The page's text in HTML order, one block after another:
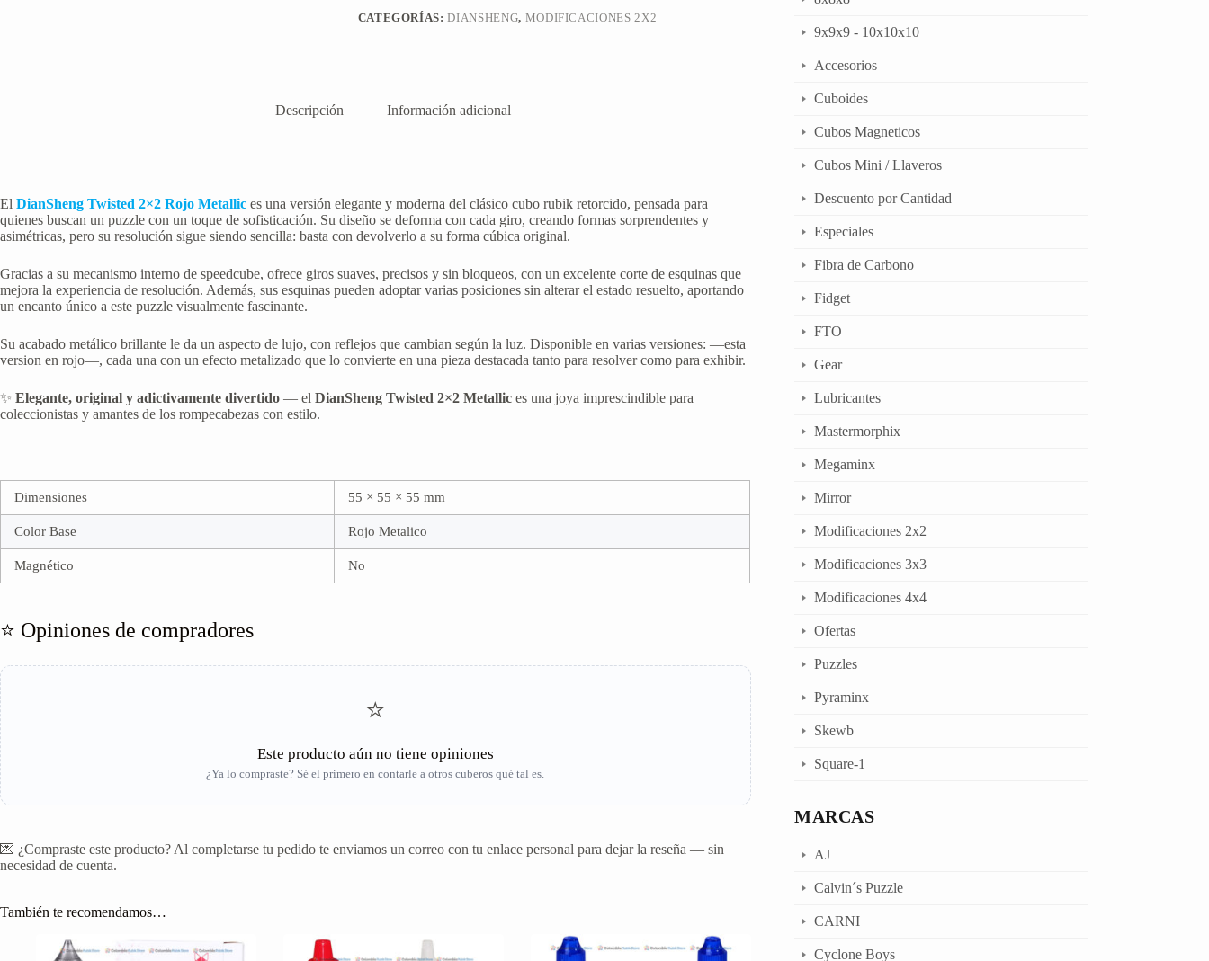
CATEGORÍAS:DIANSHENG, MODIFICACIONES 2X2
Descripción Información adicional
El DianSheng Twisted 2×2 Rojo Metallic es una versión elegante y moderna del clásico cubo rubik retorcido, pensada para
quienes buscan un puzzle con un toque de sofisticación. Su diseño se deforma con cada giro, creando formas sorprendentes y
asimétricas, pero su resolución sigue siendo sencilla: basta con devolverlo a su forma cúbica original.
Gracias a su mecanismo interno de speedcube, ofrece giros suaves, precisos y sin bloqueos, con un excelente corte de esquinas que
mejora la experiencia de resolución. Además, sus esquinas pueden adoptar varias posiciones sin alterar el estado resuelto, aportando
un encanto único a este puzzle visualmente fascinante.
Su acabado metálico brillante le da un aspecto de lujo, con reflejos que cambian según la luz. Disponible en varias versiones: —esta
version en rojo—, cada una con un efecto metalizado que lo convierte en una pieza destacada tanto para resolver como para exhibir.
✨ Elegante, original y adictivamente divertido — el DianSheng Twisted 2×2 Metallic es una joya imprescindible para
coleccionistas y amantes de los rompecabezas con estilo.
Dimensiones 55 × 55 × 55 mm
Color Base Rojo Metalico
Magnético No
⭐ Opiniones de compradores
⭐
Este producto aún no tiene opiniones
¿Ya lo compraste? Sé el primero en contarle a otros cuberos qué tal es.
💌 ¿Compraste este producto? Al completarse tu pedido te enviamos un correo con tu enlace personal para dejar la reseña — sin
necesidad de cuenta.
También te recomendamos…
9x9x9 - 10x10x10
Accesorios
Cuboides
Cubos Magneticos
Cubos Mini / Llaveros
Descuento por Cantidad
Especiales
Fibra de Carbono
Fidget
FTO
Gear
Lubricantes
Mastermorphix
Megaminx
Mirror
Modificaciones 2x2
Modificaciones 3x3
Modificaciones 4x4
Ofertas
Puzzles
Pyraminx
Skewb
Square-1
MARCAS
AJ
Calvin´s Puzzle
CARNI
Cyclone Boys